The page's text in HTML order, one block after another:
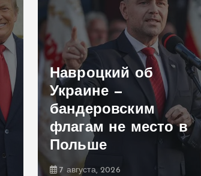
Навроцкий об
Украине —
бандеровским
флагам не место в
Польше
7 августа, 2026